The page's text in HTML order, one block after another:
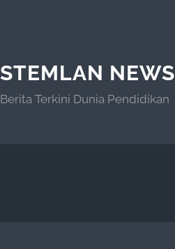
STEMLAN NEWS
Berita Terkini Dunia Pendidikan